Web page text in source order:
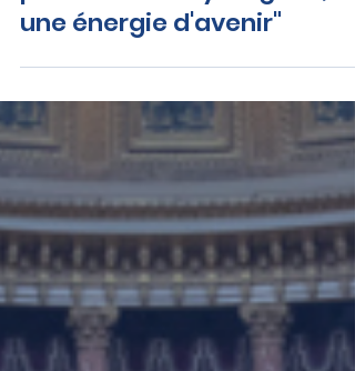
Alain FOUCHE : Débat
portant sur "l'hydrogène,
une énergie d'avenir"